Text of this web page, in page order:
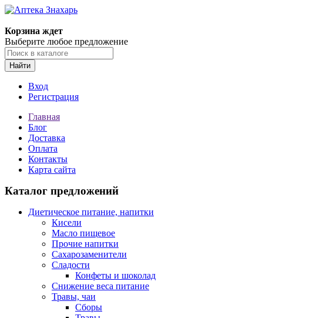
Корзина ждет
Выберите любое предложение
Найти
Вход
Регистрация
Главная
Блог
Доставка
Оплата
Контакты
Карта сайта
Каталог предложений
Диетическое питание, напитки
Кисели
Масло пищевое
Прочие напитки
Сахарозаменители
Сладости
Конфеты и шоколад
Снижение веса питание
Травы, чаи
Сборы